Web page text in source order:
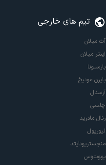
تیم های خارجی
آث میلان
اینتر میلان
بارسلونا
بایرن مونیخ
آرسنال
چلسی
رئال مادرید
لیورپول
منچستریونایتد
یوونتوس